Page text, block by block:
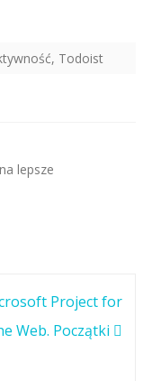
, Todoist
lepsze
Project for
Web. Początki